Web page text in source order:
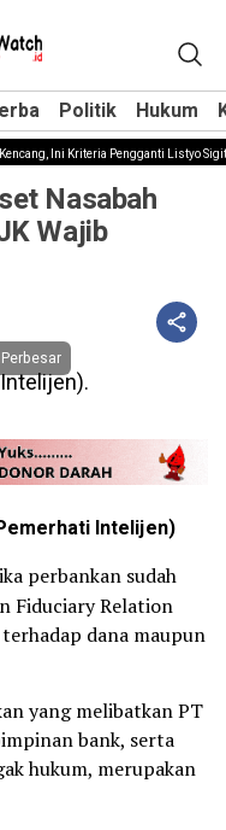
Politik Hukum
Politik Hukum
Ini Kriteria Pengganti Listyo Sigit
Nasabah
Wajib
Perbesar
Intelijen)
perbankan sudah
Fiduciary Relation
dana maupun
yang melibatkan PT
bank, serta
hukum, merupakan